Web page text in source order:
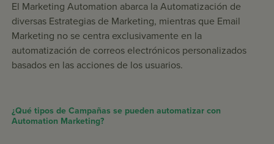
El Marketing Automation abarca la Automatización de
diversas Estrategias de Marketing, mientras que Email
Marketing no se centra exclusivamente en la
automatización de correos electrónicos personalizados
basados en las acciones de los usuarios.
¿Qué tipos de Campañas se pueden automatizar con
Automation Marketing?